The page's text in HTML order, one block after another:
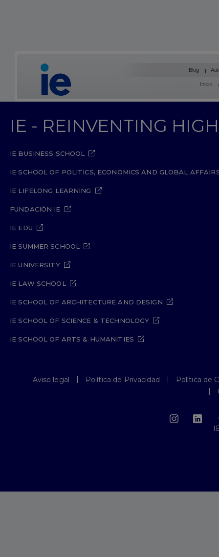
Blog
Inicio
IE - REINVENTING
IE BUSINESS SCHOOL
IE SCHOOL OF POLITICS, ECONOMICS AND GLOBAL
IE LIFELONG LEARNING
FUNDACIÓN IE
IE EDU
IE SUMMER SCHOOL
IE UNIVERSITY
IE LAW SCHOOL
IE SCHOOL OF ARCHITECTURE AND DESIGN
IE SCHOOL OF SCIENCE & TECHNOLOGY
IE SCHOOL OF ARTS & HUMANITIES
Aviso legal Política de Privacidad
Política de